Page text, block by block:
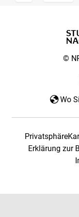
©
Wo
Privatsphäre
Erklärung zur